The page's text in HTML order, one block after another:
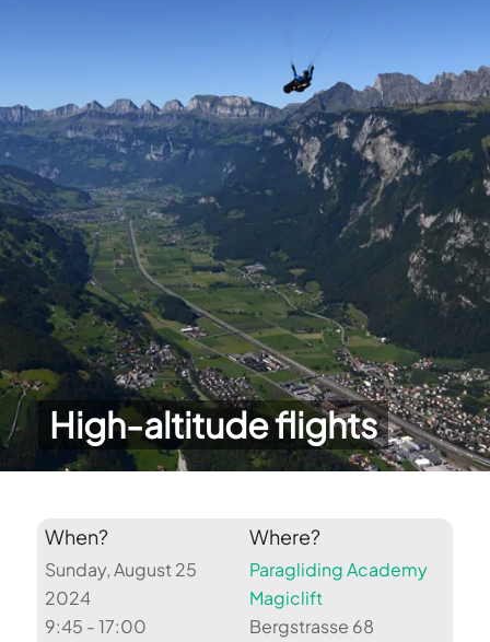
High-altitude flights
When?
Sunday, August 25
2024
9:45 - 17:00
Where?
Paragliding Academy
Magiclift
Bergstrasse 68